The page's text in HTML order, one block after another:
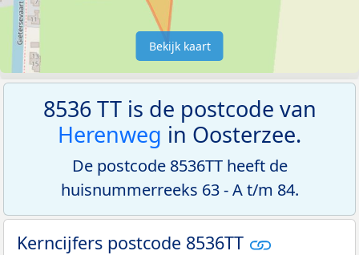
Bekijk kaart
8536 TT is de postcode van
Herenweg in Oosterzee.
De postcode 8536TT heeft de
huisnummerreeks 63 - A t/m 84.
Kerncijfers postcode 8536TT